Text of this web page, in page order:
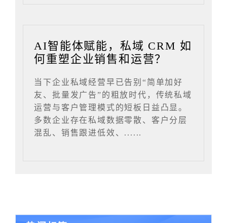
AI智能体赋能，私域 CRM 如
何重塑企业销售和运营？
当下企业私域经营早已告别“简单加好
友、批量发广告”的粗放时代，传统私域
运营与客户管理模式的短板日益凸显。
多数企业存在私域数据零散、客户分层
混乱、销售跟进低效、......